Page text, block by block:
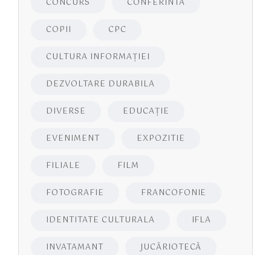
CONCURS CONFERINTA
COPII CPC
CULTURA INFORMAŢIEI
DEZVOLTARE DURABILA
DIVERSE EDUCAŢIE
EVENIMENT EXPOZITIE
FILIALE FILM
FOTOGRAFIE FRANCOFONIE
IDENTITATE CULTURALA IFLA
INVATAMANT JUCĂRIOTECĂ